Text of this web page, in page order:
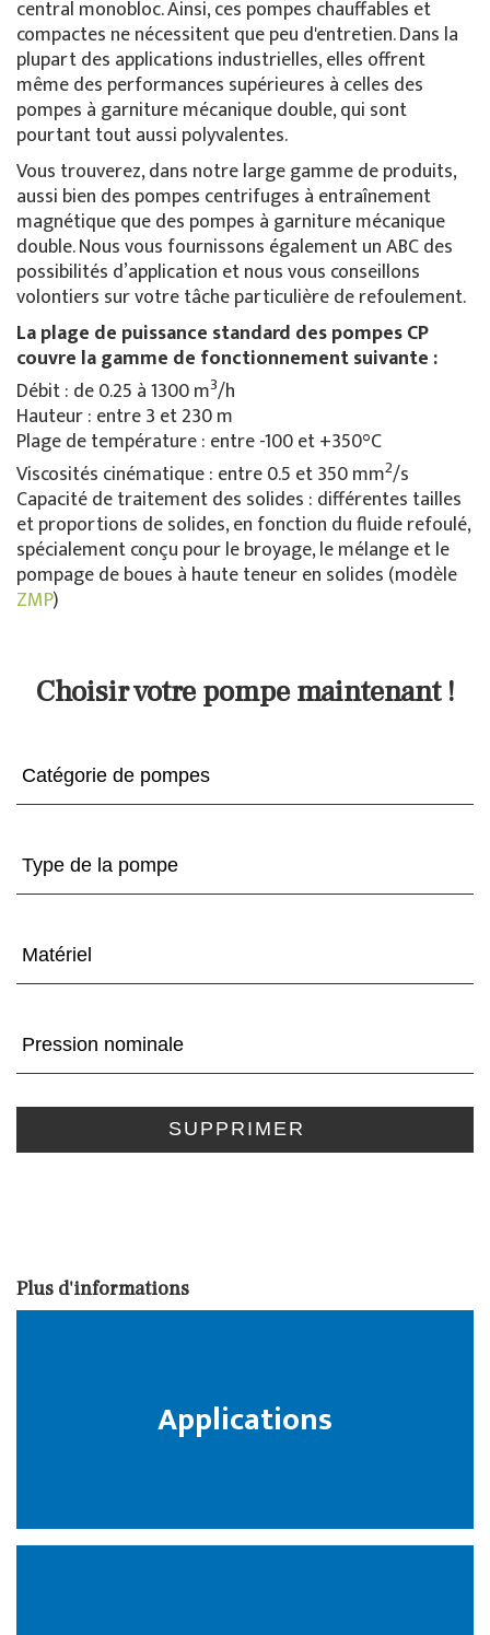
central monobloc. Ainsi, ces pompes chauffables et
compactes ne nécessitent que peu d'entretien. Dans la
plupart des applications industrielles, elles offrent
même des performances supérieures à celles des
pompes à garniture mécanique double, qui sont
pourtant tout aussi polyvalentes.
Vous trouverez, dans notre large gamme de produits,
aussi bien des pompes centrifuges à entraînement
magnétique que des pompes à garniture mécanique
double. Nous vous fournissons également un ABC des
possibilités d’application et nous vous conseillons
volontiers sur votre tâche particulière de refoulement.
La plage de puissance standard des pompes CP
couvre la gamme de fonctionnement suivante :
Débit : de 0.25 à 1300 m3/h
Hauteur : entre 3 et 230 m
Plage de température : entre -100 et +350°C
Viscosités cinématique : entre 0.5 et 350 mm2/s
Capacité de traitement des solides : différentes tailles
et proportions de solides, en fonction du fluide refoulé,
spécialement conçu pour le broyage, le mélange et le
pompage de boues à haute teneur en solides (modèle
ZMP)
Choisir votre pompe maintenant !
Plus d'informations
Applications